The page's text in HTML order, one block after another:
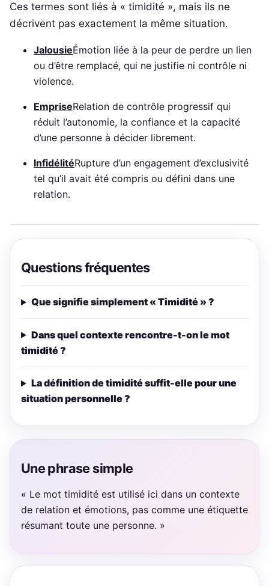
Ces termes sont liés à « timidité », mais ils ne
décrivent pas exactement la même situation.
JalousieÉmotion liée à la peur de perdre un lien
ou d’être remplacé, qui ne justifie ni contrôle ni
violence.
EmpriseRelation de contrôle progressif qui
réduit l’autonomie, la confiance et la capacité
d’une personne à décider librement.
InfidélitéRupture d’un engagement d’exclusivité
tel qu’il avait été compris ou défini dans une
relation.
Questions fréquentes
Que signifie simplement « Timidité » ?
Dans quel contexte rencontre-t-on le mot
timidité ?
La définition de timidité suffit-elle pour une
situation personnelle ?
Une phrase simple
« Le mot timidité est utilisé ici dans un contexte
de relation et émotions, pas comme une étiquette
résumant toute une personne. »